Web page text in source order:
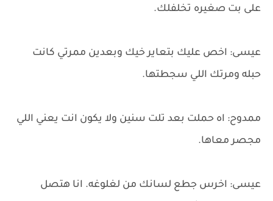
على بت صغيره تخلفلك.
عيسى: اخص عليك بتعاير خيك وبعدين ممرتي كانت
حبله ومرتك اللي سجطتها.
ممدوح: اه حملت بعد تلت سنين ولا يكون انت يعني اللي
مجصر معاها.
عيسى: اخرس جطع لسانك من لغلوغه. انا هتصل